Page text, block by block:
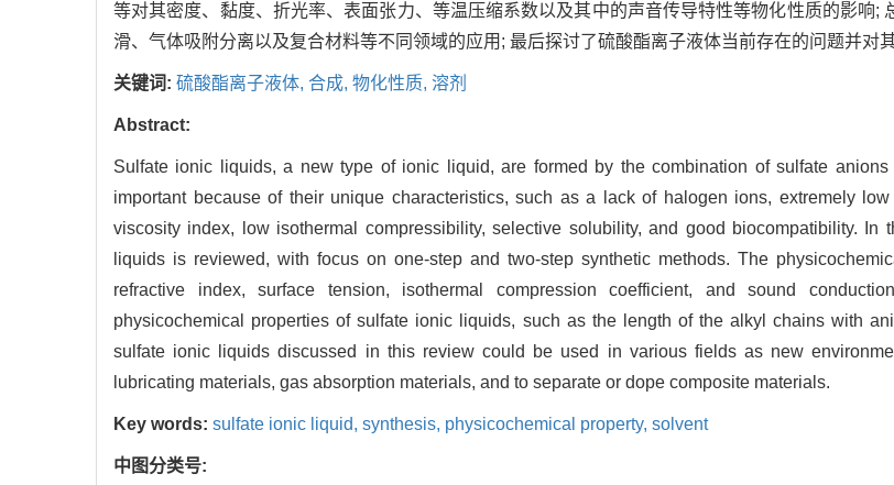
等对其密度、黏度、折光率、表面张力、等温压缩系数以及其中的声音传导特性等物化性质的影响;
滑、气体吸附分离以及复合材料等不同领域的应用; 最后探讨了硫酸酯离子液体当前存在的问题并对
关键词: 硫酸酯离子液体, 合成, 物化性质, 溶剂
Abstract:
Sulfate ionic liquids, a new type of ionic liquid, are formed by the combination of sulfate
important because of their unique characteristics, such as a lack of halogen ions, extremely
viscosity index, low isothermal compressibility, selective solubility, and good biocompatibility.
liquids is reviewed, with focus on one-step and two-step synthetic methods. The
refractive index, surface tension, isothermal compression coefficient, and sound
physicochemical properties of sulfate ionic liquids, such as the length of the alkyl chains with
sulfate ionic liquids discussed in this review could be used in various fields as new
lubricating materials, gas absorption materials, and to separate or dope composite materials.
Key words: sulfate ionic liquid, synthesis, physicochemical property, solvent
中图分类号: